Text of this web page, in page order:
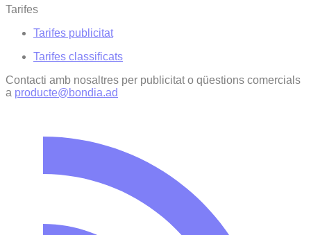
Tarifes
Tarifes publicitat
Tarifes classificats
Contacti amb nosaltres per publicitat o qüestions comercials
a producte@bondia.ad